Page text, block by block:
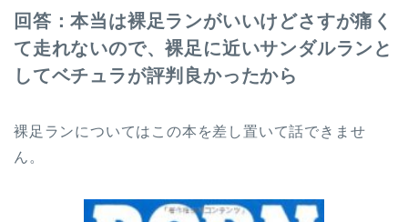
回答：本当は裸足ランがいいけどさすが痛く
て走れないので、裸足に近いサンダルランと
してベチュラが評判良かったから
裸足ランについてはこの本を差し置いて話できませ
ん。